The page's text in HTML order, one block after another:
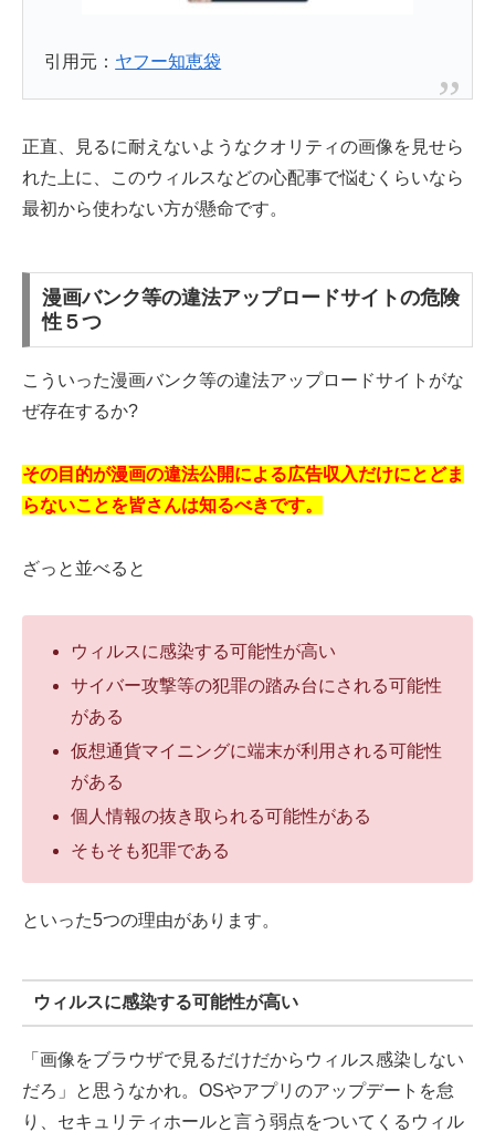
引用元： ヤフー知恵袋
正直、見るに耐えないようなクオリティの画像を見せら
れた上に、このウィルスなどの心配事で悩むくらいなら
最初から使わない方が懸命です。
漫画バンク等の違法アップロードサイトの危険
性５つ
こういった漫画バンク等の違法アップロードサイトがな
ぜ存在するか?
その目的が漫画の違法公開による広告収入だけにとどま
らないことを皆さんは知るべきです。
ざっと並べると
ウィルスに感染する可能性が高い
サイバー攻撃等の犯罪の踏み台にされる可能性
がある
仮想通貨マイニングに端末が利用される可能性
がある
個人情報の抜き取られる可能性がある
そもそも犯罪である
といった5つの理由があります。
ウィルスに感染する可能性が高い
「画像をブラウザで見るだけだからウィルス感染しない
だろ」と思うなかれ。OSやアプリのアップデートを怠
り、セキュリティホールと言う弱点をついてくるウィル